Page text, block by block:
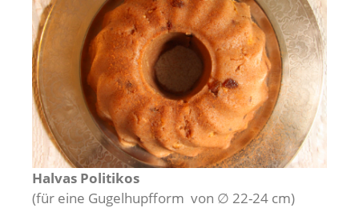
Halvas Politikos
(für eine Gugelhupfform von ∅ 22-24 cm)